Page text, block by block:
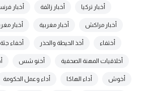
أخبار تركيا أخبار زائفة أخبار
أخبار مراكش أخبار مغربية أخبار
أختفاء أخذ الحيطة والحذر أخفاء جثة
أخلاقيات المهنة الصحفية أخنو شس
أخوش أداء الهاكا أداء وعمل الحكومة